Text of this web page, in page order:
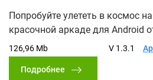
Попробуйте улететь в космос
красочной аркаде для Android
126,96 Mb V 1.3.1
Подробнее